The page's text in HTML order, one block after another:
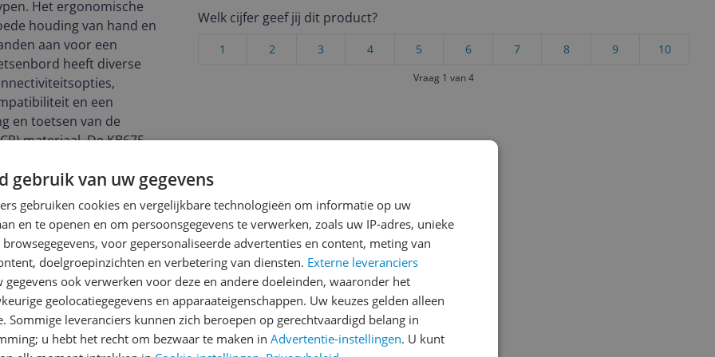
Het ergonomische
houding van hand en
aan voor een
heeft diverse
en een
en toetsen van de
materiaal. De KB675
keuze voor
willen typen.
polssteun en
een optimale hand- en
productief te kunnen
Welk cijfer geef jij dit product?
10
9
8
7
6
5
4
3
2
1
Vraag 1 van 4
gebruik van uw gegevens
gebruiken cookies en vergelijkbare technologieën om informatie op uw
en te openen en om persoonsgegevens te verwerken, zoals uw IP-adres, unieke
voor gepersonaliseerde advertenties en content, meting van
doelgroepinzichten en verbetering van diensten. Externe leveranciers
gegevens ook verwerken voor deze en andere doeleinden, waaronder het
geolocatiegegevens en apparaateigenschappen. Uw keuzes gelden alleen
Sommige leveranciers kunnen zich beroepen op gerechtvaardigd belang in
u hebt het recht om bezwaar te maken in Advertentie-instellingen. U kunt